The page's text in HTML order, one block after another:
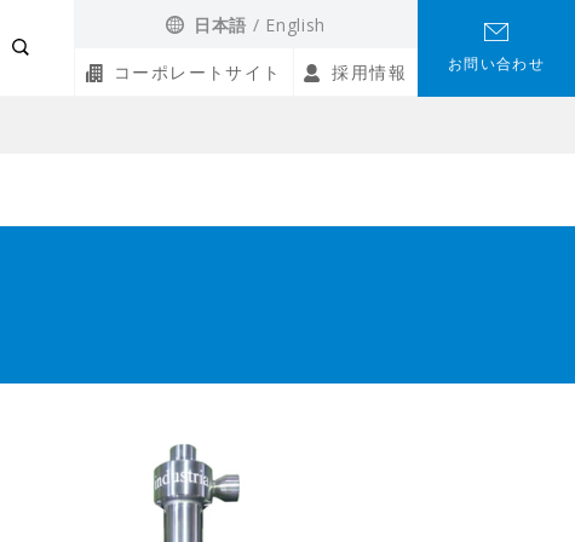
日本語 English
コーポレートサイト 採用情報 お問い合わせ